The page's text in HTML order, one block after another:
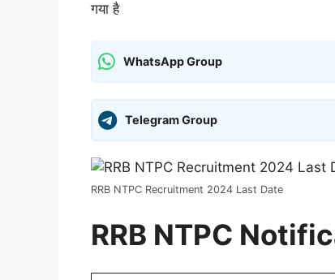
गया है
WhatsApp Group
Telegram Group
RRB NTPC Recruitment 2024 Last Date
RRB NTPC